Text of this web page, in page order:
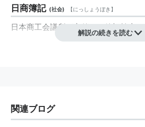
日商簿記 (社会) 【にっしょうぼき 】
日本商工会議所が主催する簿記検定。
解説の続きを読む
関連ブログ